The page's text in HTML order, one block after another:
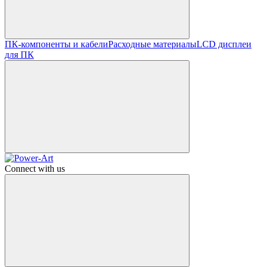
ПК-компоненты и кабелиРасходные материалыLCD дисплеи
для ПК
Connect with us